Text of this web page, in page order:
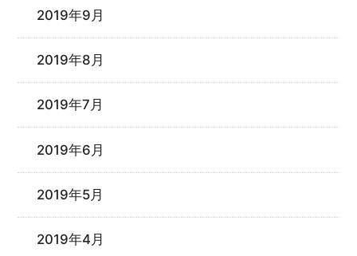
2019年9月
2019年8月
2019年7月
2019年6月
2019年5月
2019年4月